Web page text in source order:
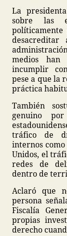
La
sobre las
políticamente
medios han
incumplir
pese a que la
práctica
También
genuino
tráfico de
internos como
Unidos, el
redes de
dentro de
Aclaró que
persona
Fiscalía
propias
derecho